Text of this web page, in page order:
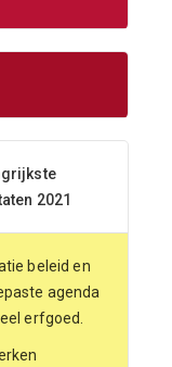
2021
beleid en
agenda
erfgoed.